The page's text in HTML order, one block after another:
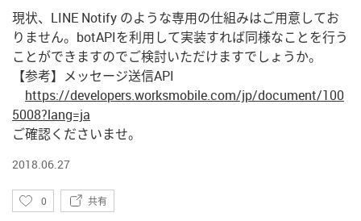
現状、LINE Notify のような専用の仕組みはご用意してお
りません。botAPIを利用して実装すれば同様なことを行う
ことができますのでご検討いただけますでしょうか。
【参考】​メッセージ送信API
https://developers.worksmobile.com/jp/document/100
5008?lang=ja
ご確認くださいませ。
2018.06.27
い
0 共有